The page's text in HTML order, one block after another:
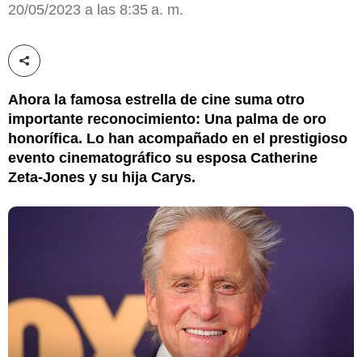
20/05/2023 a las 8:35 a. m.
Compartir esta noticia
Ahora la famosa estrella de cine suma otro
importante reconocimiento: Una palma de oro
honorífica. Lo han acompañado en el prestigioso
evento cinematográfico su esposa Catherine
Zeta-Jones y su hija Carys.